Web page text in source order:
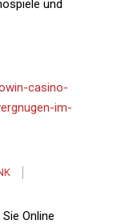
und
casino-
im-
Online